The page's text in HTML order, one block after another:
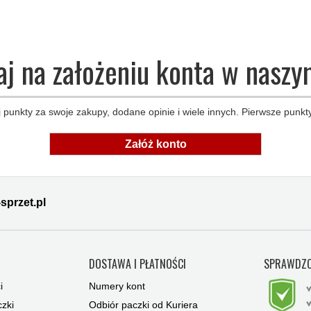
na założeniu konta w
za swoje zakupy, dodane opinie i wiele innych. Pierwsze
Załóż konto
DOSTAWA I PŁATNOŚCI
Numery kont
Odbiór paczki od Kuriera